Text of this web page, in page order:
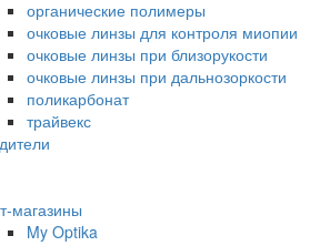
органические полимеры
очковые линзы для контроля миопии
очковые линзы при близорукости
очковые линзы при дальнозоркости
поликарбонат
трайвекс
магазины
My Optika